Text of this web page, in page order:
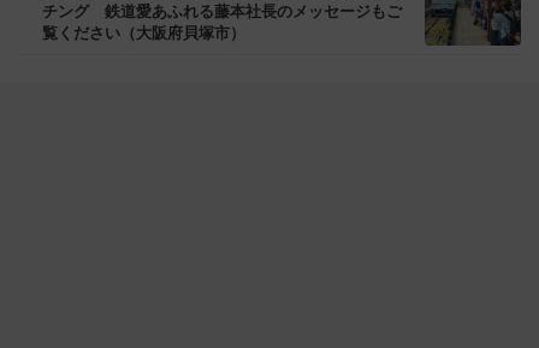
チング 鉄道愛あふれる藤本社長のメッセージもご
覧ください（大阪府貝塚市）